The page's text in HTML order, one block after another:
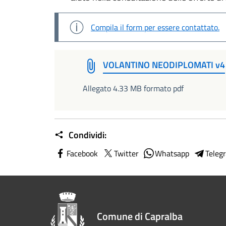
Compila il form per essere contattato.
VOLANTINO NEODIPLOMATI v4
Allegato 4.33 MB formato pdf
Condividi:
Facebook Twitter Whatsapp
Comune di Capralba